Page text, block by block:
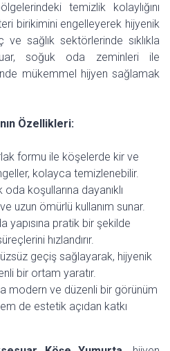
temizlik kolaylığını
birikimini engelleyerek hijyenik
sağlık sektörlerinde sıklıkla
soğuk oda zeminleri ile
mükemmel hijyen sağlamak
Özellikleri:
formu ile köşelerde kir ve
kolayca temizlenebilir.
koşullarına dayanıklı
uzun ömürlü kullanım sunar.
yapısına pratik bir şekilde
hızlandırır.
geçiş sağlayarak, hijyenik
bir ortam yaratır.
modern ve düzenli bir görünüm
de estetik açıdan katkı